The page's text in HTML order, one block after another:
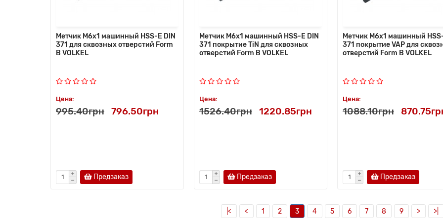
Метчик M6x1 машинный HSS-E DIN
371 для сквозных отверстий Form
B VOLKEL
Цена:
995.40грн 796.50грн
Предзаказ
Метчик M6x1 машинный HSS-E DIN
371 покрытие TiN для сквозных
отверстий Form B VOLKEL
Цена:
1526.40грн 1220.85грн
Предзаказ
Метчик M6x1 машинный
371 покрытие VAP для
отверстий Form B VOLKEL
Цена:
1088.10грн
Предзаказ
|< < 1 2 3 4 5 6 7 8 9 > >|